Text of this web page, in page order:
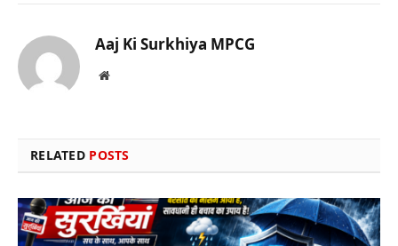
Aaj Ki Surkhiya MPCG
Website
RELATED POSTS